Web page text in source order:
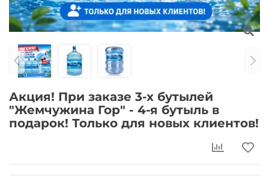
Акция! При заказе 3-х бутылей
"Жемчужина Гор" - 4-я бутыль в
подарок! Только для новых клиентов!